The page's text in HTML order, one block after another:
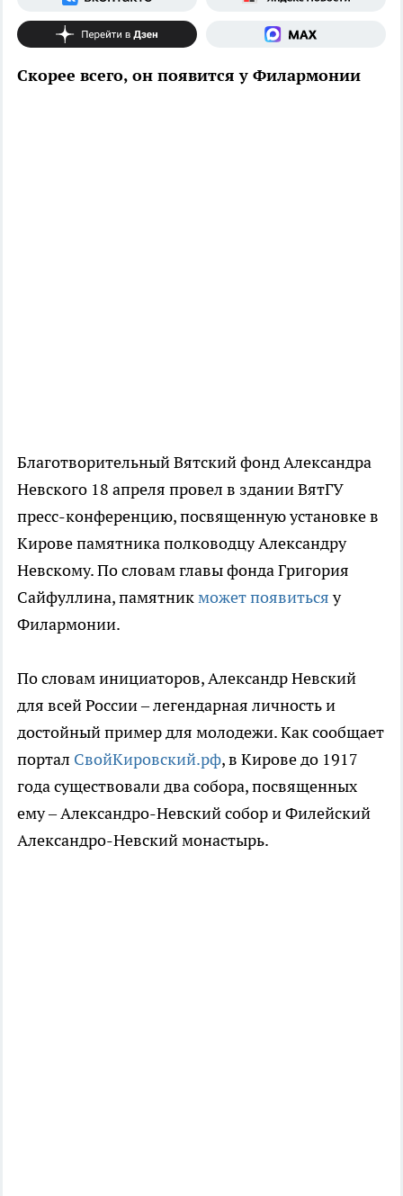
Скорее всего, он появится у Филармонии
Благотворительный Вятский фонд Александра
Невского 18 апреля провел в здании ВятГУ
пресс-конференцию, посвященную установке в
Кирове памятника полководцу Александру
Невскому. По словам главы фонда Григория
Сайфуллина, памятникможет появитьсяу
Филармонии.
По словам инициаторов, Александр Невский
для всей России – легендарная личность и
достойный пример для молодежи. Как сообщает
портал СвойКировский.рф, в Кирове до 1917
года существовали два собора, посвященных
ему – Александро-Невский собор и Филейский
Александро-Невский монастырь.